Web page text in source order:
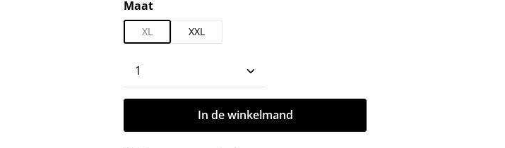
Selecteer
Maat
XL XXL
Producthoeveelheid: Voer de gewenste
In de winkelmand